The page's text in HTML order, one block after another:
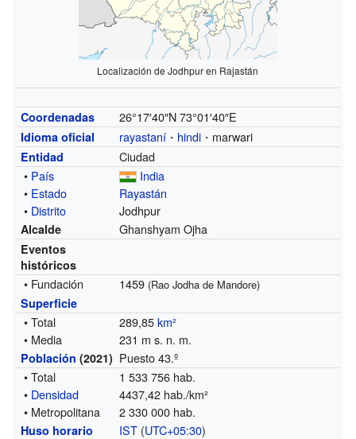
Localización de Jodhpur en Rajastán
Coordenadas 26°17′40″N 73°01′40″E
Idioma oficial rayastaní ・ hindi ・marwari
Entidad
Ciudad
• País
India
• Estado
Rayastán
• Distrito Jodhpur
Alcalde Ghanshyam Ojha
Eventos
históricos
• Fundación 1459 (Rao Jodha de Mandore)
Superficie
• Total 289,85km²
• Media
231 m s. n. m.
Población (2021) Puesto 43.º
• Total
1 533 756 hab.
• Densidad
4437,42 hab./km²
• Metropolitana
2 330 000 hab.
Huso horario IST (UTC+05:30)